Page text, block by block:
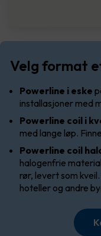
Velg format
Powerline i eske
installasjoner med
Powerline coil i
med lange løp.
Powerline coil
halogenfrie
rør, levert som
hoteller og andre